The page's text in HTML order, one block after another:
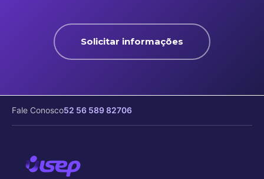
Solicitar informações
Fale Conosco52 56 589 82706